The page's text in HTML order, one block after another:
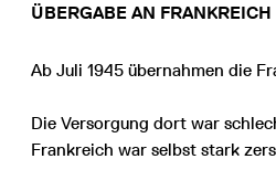
ÜBERGABE AN FRANKREICH
Ab Juli 1945 übernahmen die
Die Versorgung dort war
Frankreich war selbst stark